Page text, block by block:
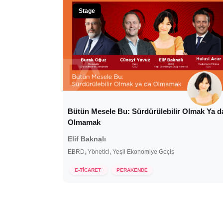
Stage
Bütün Mesele Bu: Sürdürülebilir Olmak Ya
Olmamak
Elif Baknalı
EBRD, Yönetici, Yeşil Ekonomiye Geçiş
E-TİCARET PERAKENDE